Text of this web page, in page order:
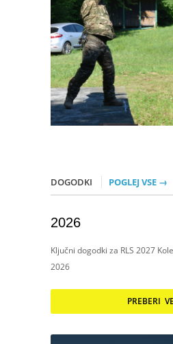
DOGODKI POGLEJ VSE →
2026
Ključni dogodki za RLS 2027
2026
PREBERI